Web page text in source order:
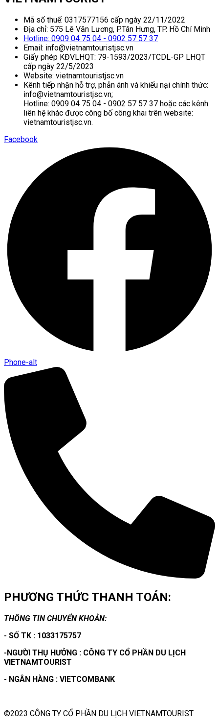
Mã số thuế: 0317577156 cấp ngày 22/11/2022
Địa chỉ: 575 Lê Văn Lương, P.Tân Hưng, TP. Hồ Chí Minh
Hotline: 0909 04 75 04 - 0902 57 57 37
Email: info@vietnamtouristjsc.vn
Giấy phép KĐVLHQT: 79-1593/2023/TCDL-GP LHQT
cấp ngày 22/5/2023
Website: vietnamtouristjsc.vn
Kênh tiếp nhận hỗ trợ, phản ánh và khiếu nại chính thức:
info@vietnamtouristjsc.vn;
Hotline: 0909 04 75 04 - 0902 57 57 37 hoặc các kênh
liên hệ khác được công bố công khai trên website:
vietnamtouristjsc.vn.
Facebook
Phone-alt
PHƯƠNG THỨC THANH TOÁN:
THÔNG TIN CHUYỂN KHOẢN:
- SỐ TK : 1033175757
-NGƯỜI THỤ HƯỞNG : CÔNG TY CỔ PHẦN DU LỊCH
VIETNAMTOURIST
- NGÂN HÀNG : VIETCOMBANK
©2023 CÔNG TY CỔ PHẦN DU LỊCH VIETNAMTOURIST